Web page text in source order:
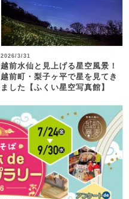
2026/3/31
越前水仙と見上げる星空風景！
越前町・梨子ヶ平で星を見てき
ました【ふくい星空写真館】